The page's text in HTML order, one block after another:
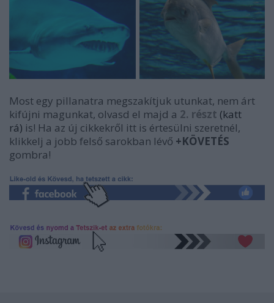
Most egy pillanatra megszakítjuk utunkat, nem árt
kifújni magunkat, olvasd el majd a 2. részt (katt
rá) is! Ha az új cikkekről itt is értesülni szeretnél,
klikkelj a jobb felső sarokban lévő +KÖVETÉS
gombra!